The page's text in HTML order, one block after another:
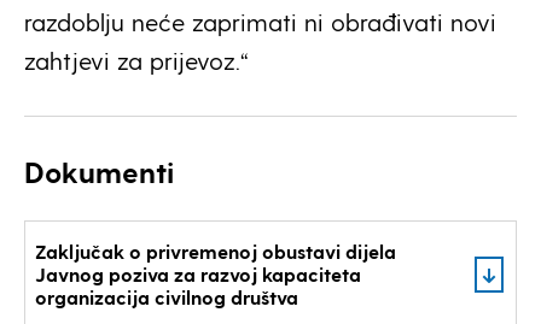
razdoblju neće zaprimati ni obrađivati novi
zahtjevi za prijevoz.“
Dokumenti
Zaključak o privremenoj obustavi dijela
Javnog poziva za razvoj kapaciteta
organizacija civilnog društva